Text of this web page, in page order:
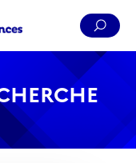
Pied de page